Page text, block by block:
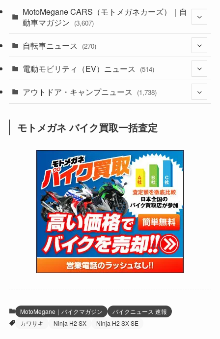
(44)
(1,243)
(639)
(118)
(60)
(31)
(51)
(34)
(5)
(12)
(64)
(109)
(252)
(38)
(24)
(16)
(25)
(24)
(47)
(15)
(5)
(249)
(64)
(16)
(62)
(4)
(6)
(17)
(5)
(27)
(306)
(6,957)
(2,473)
(249)
(1,226)
(12)
(131)
(38)
(131)
(167)
(85)
(21)
(61)
(171)
(98)
(13)
(60)
(274)
(171)
(38)
(47)
(59)
(41)
(66)
(16)
(141)
(255)
(204)
(1,142)
(166)
(23)
(33)
(34)
(35)
(41)
(415)
(16)
(352)
(1)
MotoMegane CARS（モトメガネカーズ）｜自
動車マガジン (3,607)
(186)
(137)
(74)
(2,744)
(126)
(170)
自転車ニュース (270)
(54)
(211)
電動モビリティ（EV）ニュース (514)
(132)
(171)
(118)
(27)
アウトドア・キャンプニュース (1,738)
(8)
(1,605)
(147)
(13)
(19)
(12)
(16)
(20)
モトメガネ バイク買取一括査定
MotoMegane｜バイクマガジン
バイクニュース 速報
カワサキ
Ninja H2 SX Ninja H2 SX SE